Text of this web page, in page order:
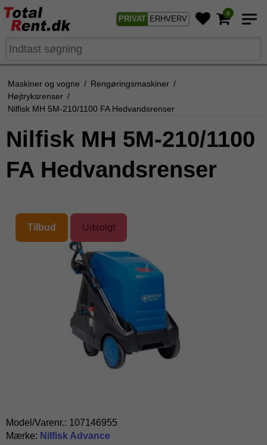
PRIVAT ERHVERV
0
Maskiner og vogne / Rengøringsmaskiner /
Højtryksrenser /
Nilfisk MH 5M-210/1100 FA Hedvandsrenser
Nilfisk MH 5M-210/1100
FA Hedvandsrenser
Tilbud Udsolgt
Model/Varenr.: 107146955
Mærke: Nilfisk Advance